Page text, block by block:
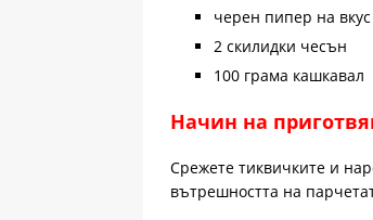
черен пипер на вкус
2 скилидки чесън
100 грама кашкавал
Начин на
Срежете тиквичките и
вътрешността на